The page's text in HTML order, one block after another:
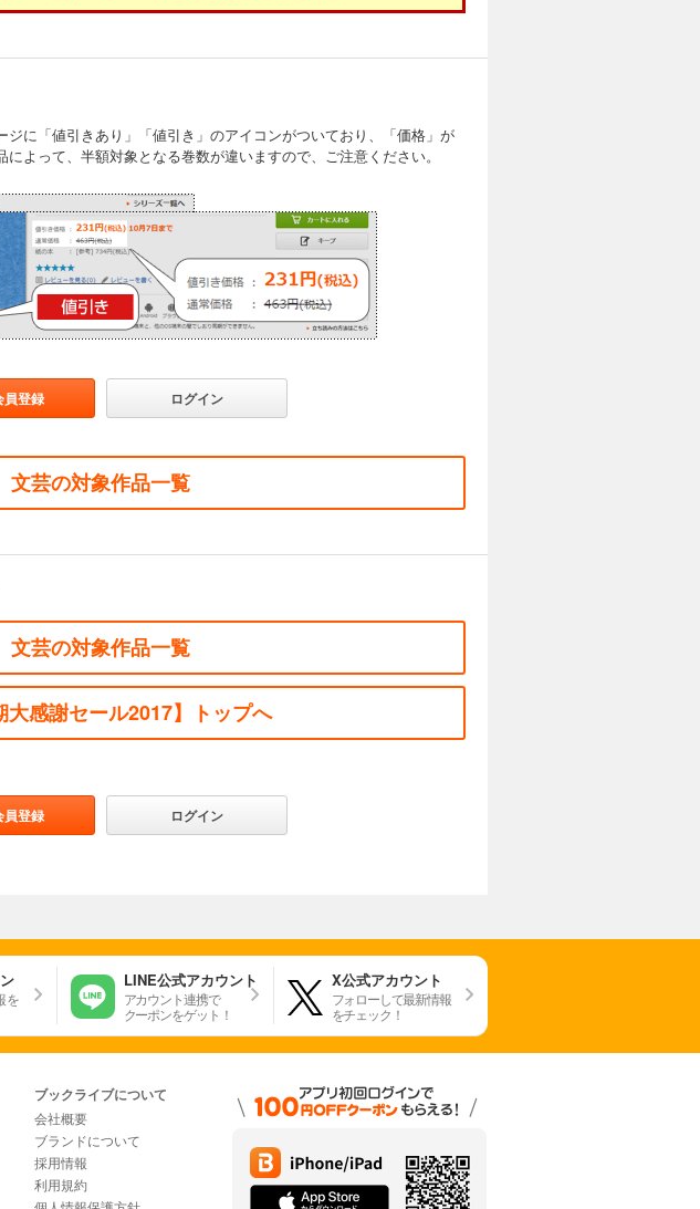
に「値引きあり」「値引き」のアイコンがついており、「価格」が
よって、半額対象となる巻数が違いますので、ご注意ください。
員登録 ログイン
文芸の対象作品一覧
文芸の対象作品一覧
大感謝セール2017】トップへ
員登録 ログイン
を
LINE公式アカウント
アカウント連携で
クーポンをゲット！
X公式アカウント
フォローして最新情報
をチェック！
ブックライブについて
会社概要
ブランドについて
採用情報
利用規約